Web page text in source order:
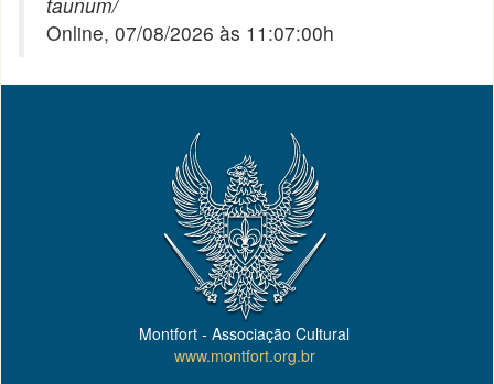
Online, 07/08/2026 às 11:07:00h
Montfort - Associação Cultural
www.montfort.org.br